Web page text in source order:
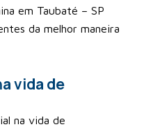
em Taubaté – SP
da melhor maneira
vida de
na vida de